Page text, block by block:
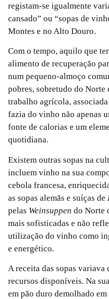
registam-se igualmente
cansado” ou “sopas de
Montes e no Alto Douro.
Com o tempo, aquilo que
alimento de recuperação
num pequeno-almoço
pobres, sobretudo do Norte
trabalho agrícola,
fazia do vinho não apenas
fonte de calorias e um
quotidiana.
Existem outras sopas na
incluem vinho na sua
cebola francesa,
as sopas alemãs e suíças de
pelas Weinsuppen do Norte
mais sofisticadas e não
utilização do vinho como
e energético.
A receita das sopas variava
recursos disponíveis. Na
em pão duro demolhado